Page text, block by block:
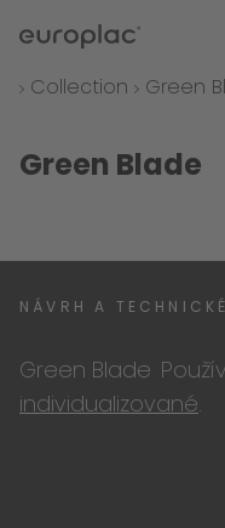
Collection Green
Green Blade
NÁVRH A
Green Blade
individualizované.